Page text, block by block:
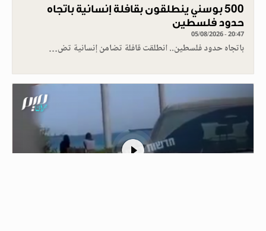
500 بوسني ينطلقون بقافلة إنسانية باتجاه
حدود فلسطين
05/08/2026 - 20:47
باتجاه حدود فلسطين.. انطلقت قافلة تضامن إنسانية تض…